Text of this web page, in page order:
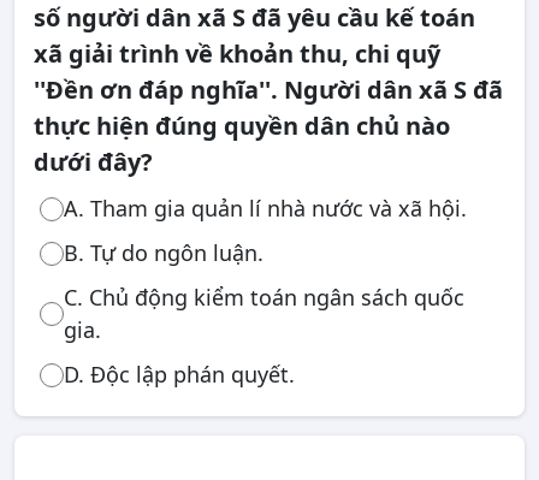
số người dân xã S đã yêu cầu kế toán
xã giải trình về khoản thu, chi quỹ
''Đền ơn đáp nghĩa''. Người dân xã S đã
thực hiện đúng quyền dân chủ nào
dưới đây?
A. Tham gia quản lí nhà nước và xã hội.
B. Tự do ngôn luận.
C. Chủ động kiểm toán ngân sách quốc
gia.
D. Độc lập phán quyết.